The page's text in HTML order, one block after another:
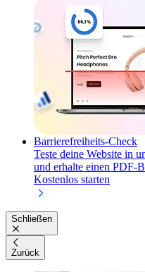
Barrierefreiheits-Check
Teste deine Website in
und erhalte einen PDF-
Kostenlos starten
Schließen
Zurück